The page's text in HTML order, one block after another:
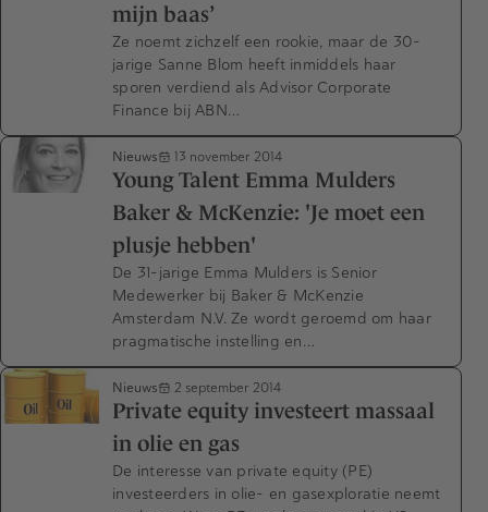
mijn baas’
Ze noemt zichzelf een rookie, maar de 30-
jarige Sanne Blom heeft inmiddels haar
sporen verdiend als Advisor Corporate
Finance bij ABN…
Nieuws 13 november 2014
Young Talent Emma Mulders
Baker & McKenzie: 'Je moet een
plusje hebben'
De 31-jarige Emma Mulders is Senior
Medewerker bij Baker & McKenzie
Amsterdam N.V. Ze wordt geroemd om haar
pragmatische instelling en…
Nieuws 2 september 2014
Private equity investeert massaal
in olie en gas
De interesse van private equity (PE)
investeerders in olie- en gasexploratie neemt